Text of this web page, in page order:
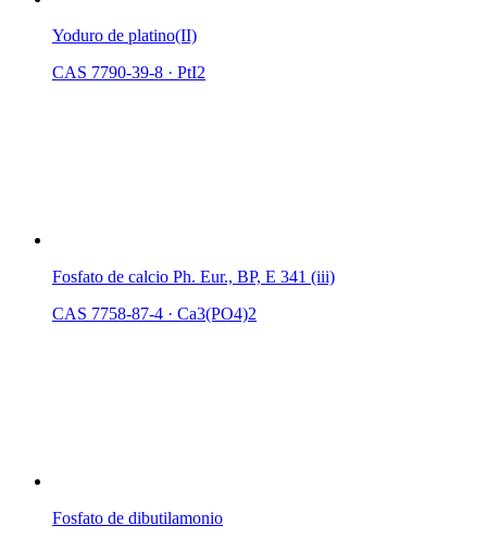
Yoduro de platino(II)
CAS 7790-39-8 · PtI2
Fosfato de calcio Ph. Eur., BP, E 341 (iii)
CAS 7758-87-4 · Ca3(PO4)2
Fosfato de dibutilamonio